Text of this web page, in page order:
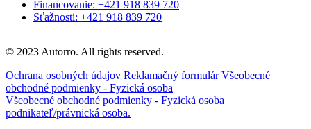
Financovanie: +421 918 839 720
Sťažnosti: +421 918 839 720
© 2023 Autorro. All rights reserved.
Ochrana osobných údajov Reklamačný formulárVšeobecné
obchodné podmienky - Fyzická osoba
Všeobecné obchodné podmienky - Fyzická osoba
podnikateľ/právnická osoba.